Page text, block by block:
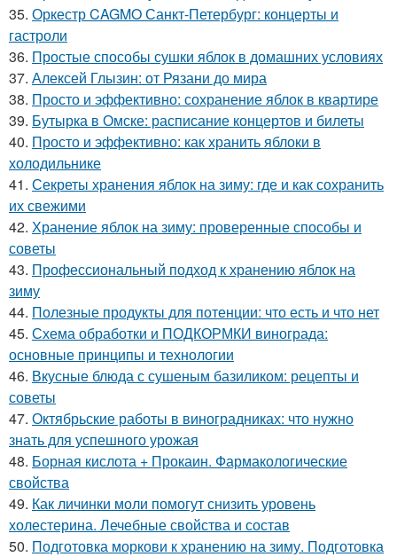
35. Оркестр CAGMO Санкт-Петербург: концерты и
гастроли
36. Простые способы сушки яблок в домашних условиях
37. Алексей Глызин: от Рязани до мира
38. Просто и эффективно: сохранение яблок в квартире
39. Бутырка в Омске: расписание концертов и билеты
40. Просто и эффективно: как хранить яблоки в
холодильнике
41. Секреты хранения яблок на зиму: где и как сохранить
их свежими
42. Хранение яблок на зиму: проверенные способы и
советы
43. Профессиональный подход к хранению яблок на
зиму
44. Полезные продукты для потенции: что есть и что нет
45. Схема обработки и ПОДКОРМКИ винограда:
основные принципы и технологии
46. Вкусные блюда с сушеным базиликом: рецепты и
советы
47. Октябрьские работы в виноградниках: что нужно
знать для успешного урожая
48. Борная кислота + Прокаин. Фармакологические
свойства
49. Как личинки моли помогут снизить уровень
холестерина. Лечебные свойства и состав
50. Подготовка моркови к хранению на зиму. Подготовка